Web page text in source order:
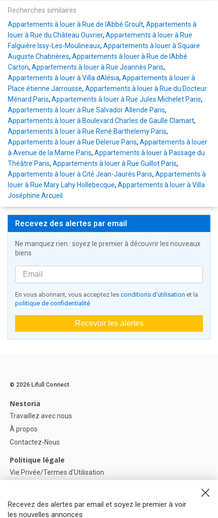
Recherches similaires
Appartements à louer à Rue de lAbbé Groult, Appartements à
louer à Rue du Château Ouvrier, Appartements à louer à Rue
Falguière Issy-Les-Moulineaux, Appartements à louer à Square
Auguste Chabrières, Appartements à louer à Rue de lAbbé
Carton, Appartements à louer à Rue Joannès Paris,
Appartements à louer à Villa dAlésia, Appartements à louer à
Place étienne Jarrousse, Appartements à louer à Rue du Docteur
Ménard Paris, Appartements à louer à Rue Jules Michelet Paris,
Appartements à louer à Rue Salvador Allende Paris,
Appartements à louer à Boulevard Charles de Gaulle Clamart,
Appartements à louer à Rue René Barthelemy Paris,
Appartements à louer à Rue Delerue Paris, Appartements à louer
à Avenue de la Marne Paris, Appartements à louer à Passage du
Théâtre Paris, Appartements à louer à Rue Guillot Paris,
Appartements à louer à Cité Jean-Jaurès Paris, Appartements à
louer à Rue Mary Lahy Hollebecque, Appartements à louer à Villa
Joséphine Arcueil
Recevez des alertes par email
Ne manquez rien : soyez le premier à découvrir les nouveaux
biens
En vous abonnant, vous acceptez les conditions d'utilisation et la
politique de confidentialité
Recevoir les alertes
Recevez des alertes par email et soyez le premier à voir
les nouvelles annonces
© 2026 Lifull Connect
Nestoria
Travaillez avec nous
À propos
Contactez-Nous
Politique légale
Vie Privée/Termes d'Utilisation
Paramètres des cookies